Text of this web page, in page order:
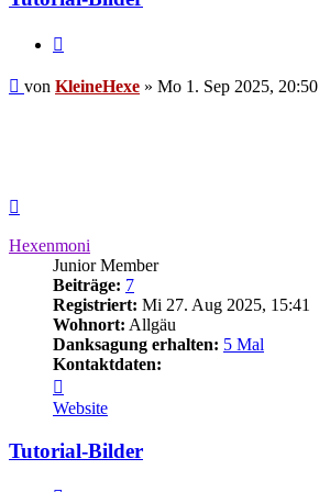
Beitrag
von KleineHexe » Mo 1. Sep 2025, 20:50
Hexenmoni
Junior Member
Beiträge: 7
Registriert: Mi 27. Aug 2025, 15:41
Wohnort: Allgäu
Danksagung erhalten: 5 Mal
Kontaktdaten:
von
Hexenmoni
Website
Tutorial-Bilder